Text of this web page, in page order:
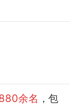
余名 ，包